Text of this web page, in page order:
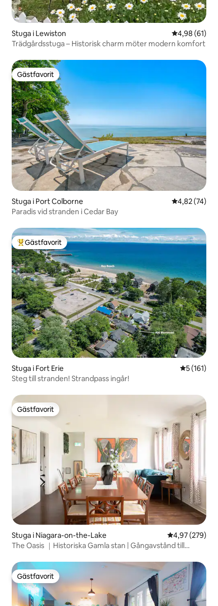
Stuga i Lewiston 4,98 av 5 i
4,98 (61)
Trädgårdsstuga – Historisk charm möter modern komfort
Gästfavorit
Gästfavorit
Stuga i Port Colborne 4,82 av 5 i
4,82 (74)
Paradis vid stranden i Cedar Bay
Populär gästfavorit
Gästfavorit
Stuga i Fort Erie 5 av 5 i
5 (161)
Steg till stranden! Strandpass ingår!
Gästfavorit
Gästfavorit
Stuga i Niagara-on-the-Lake 4,97 av 5 i
4,97 (279)
The Oasis ｜Historiska Gamla stan | Gångavstånd till
Gästfavorit
Gästfavorit